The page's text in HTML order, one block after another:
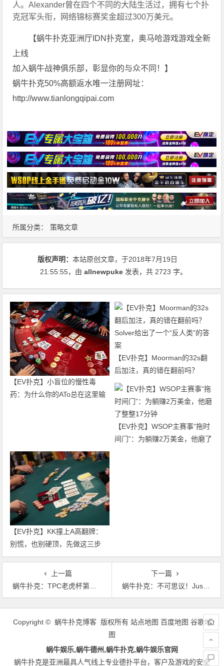
人。Alexander曾在四个不同的大陆生活过，拥有七个扑
克冠军头衔，网络锦标赛奖金超过300万美元。
【蜗牛扑克亚洲厅IDN扑克室，奥马哈游戏游戏全新
上线
加入蜗牛战神俱乐部，彰显你的与众不同！】
蜗牛扑克50%高额返水唯一注册网址：
http://www.tianlongqipai.com
所属分类： 策略文章
版权声明：本站原创文章，于2018年7月19日
21:55:55，由allnewpuke 发表，共 2723 字。
【EV扑克】小盲位的慢性毒
药：为什么你的ATo总在这里输
【EV扑克】Moorman的32s翻
后加注，真的错在翻前吗？
Solver给出了一个“反人类”的答
【EV扑克】WSOP主赛事“拖时
间门”：为躺赚2万美金，他磨了
【EV扑克】KK撞上A高翻牌：
别慌，也别硬顶，先做这三步
上一篇
蜗牛扑克：TPC老虎杯第二季回顾&第三季开赛日期公布
下一篇
蜗牛扑克：不可思议！Justin Bonomo夺得一滴水冠军，超越丹牛问鼎全球扑克金钱榜
文
Copyright © 蜗牛扑克博客 版权所有 站点地图 百度地图 谷歌地
图
蜗牛娱乐,蜗牛德州,蜗牛扑克,蜗牛娱乐官网
蜗牛扑克是亚洲最具人气线上专业德扑平台，客户及游戏的安全